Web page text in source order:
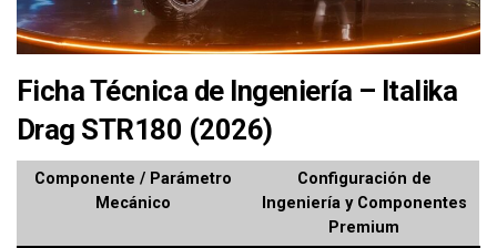
Ficha Técnica de Ingeniería – Italika
Drag STR180 (2026)
Componente / Parámetro
Mecánico
Configuración de
Ingeniería y Componentes
Premium